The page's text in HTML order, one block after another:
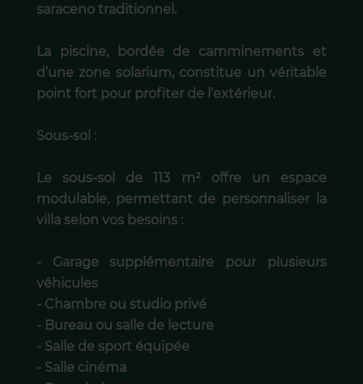
saraceno traditionnel.
La piscine, bordée de camminements et
d’une zone solarium, constitue un véritable
point fort pour profiter de l’extérieur.
Sous-sol :
Le sous-sol de 113 m² offre un espace
modulable, permettant de personnaliser la
villa selon vos besoins :
- Garage supplémentaire pour plusieurs
véhicules
- Chambre ou studio privé
- Bureau ou salle de lecture
- Salle de sport équipée
- Salle cinéma